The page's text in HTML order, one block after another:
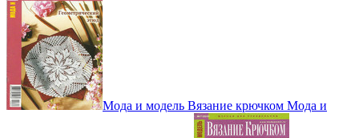
Мода и модель Вязание крючком Мода и